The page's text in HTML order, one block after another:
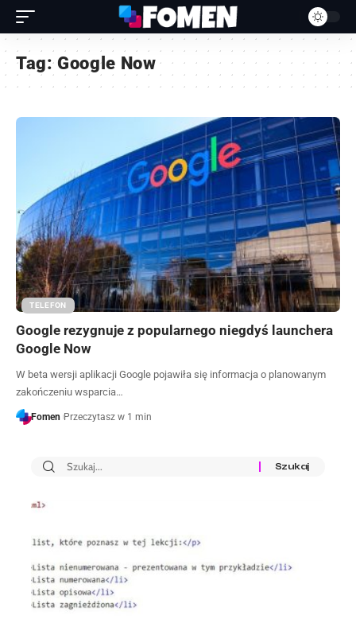
Tag:Google Now
TELEFON
Google rezygnuje z popularnego niegdyś launchera
Google Now
W beta wersji aplikacji Google pojawiła się informacja o planowanym
zakończeniu wsparcia…
Fomen Przeczytasz w 1 min